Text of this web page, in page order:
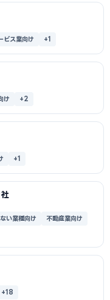
ビス業向け +1
け +2
+1
い業種向け
不動産業向け
+18